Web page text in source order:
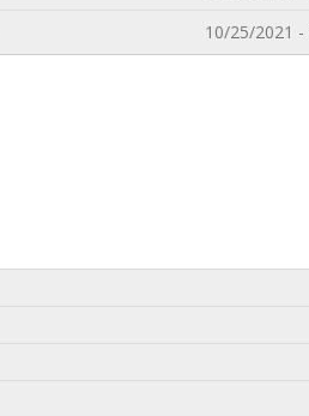
10/25/2021 -